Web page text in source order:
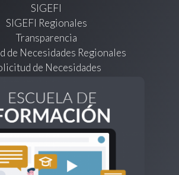
SIGEFI
SIGEFI Regionales
Transparencia
de Necesidades Regionales
de Necesidades